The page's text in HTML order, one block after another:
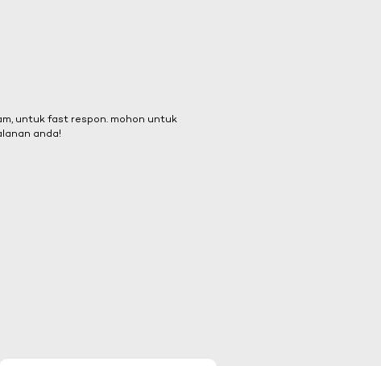
untuk fast respon. mohon untuk
anda!